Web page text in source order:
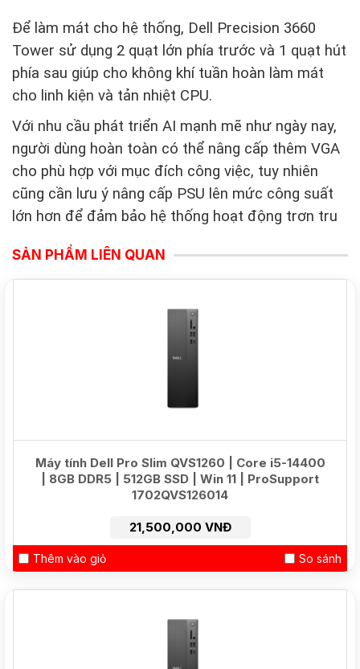
Để làm mát cho hệ thống, Dell Precision 3660
Tower sử dụng 2 quạt lớn phía trước và 1 quạt hút
phía sau giúp cho không khí tuần hoàn làm mát
cho linh kiện và tản nhiệt CPU.
Với nhu cầu phát triển AI mạnh mẽ như ngày nay,
người dùng hoàn toàn có thể nâng cấp thêm VGA
cho phù hợp với mục đích công việc, tuy nhiên
cũng cần lưu ý nâng cấp PSU lên mức công suất
lớn hơn để đảm bảo hệ thống hoạt động trơn tru
SẢN PHẨM LIÊN QUAN
Máy tính Dell Pro Slim QVS1260 | Core i5-14400
| 8GB DDR5 | 512GB SSD | Win 11 | ProSupport
1702QVS126014
21,500,000 VNĐ
Thêm vào giỏ So sánh